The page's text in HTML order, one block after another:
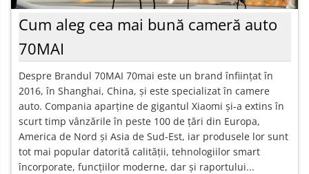
Cum aleg cea mai bună cameră auto
70MAI
Despre Brandul 70MAI 70mai este un brand înființat în
2016, în Shanghai, China, și este specializat în camere
auto. Compania aparține de gigantul Xiaomi și-a extins în
scurt timp vânzările în peste 100 de țări din Europa,
America de Nord și Asia de Sud-Est, iar produsele lor sunt
tot mai popular datorită calității, tehnologiilor smart
încorporate, funcțiilor moderne, dar și raportului...